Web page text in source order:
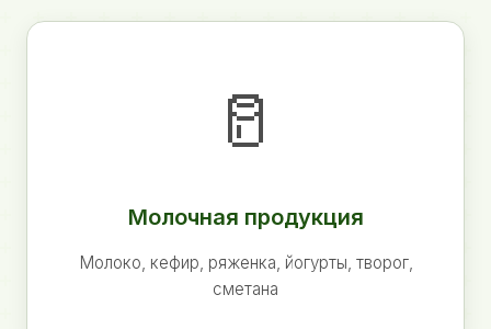
🥛
Молочная продукция
Молоко, кефир, ряженка, йогурты, творог,
сметана